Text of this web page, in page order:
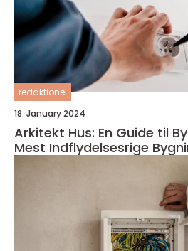
redaktionel
18. January 2024
Arkitekt Hus: En Guide til
Mest Indflydelsesrige